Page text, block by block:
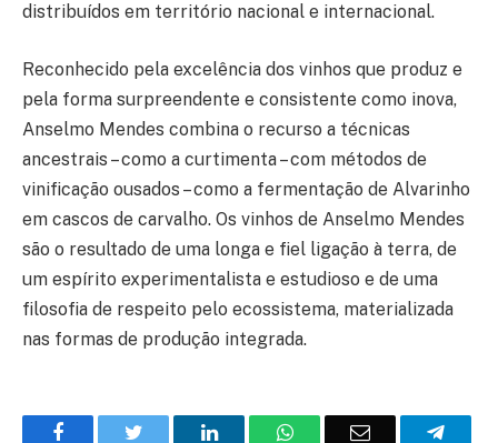
distribuídos em território nacional e internacional.
Reconhecido pela excelência dos vinhos que produz e
pela forma surpreendente e consistente como inova,
Anselmo Mendes combina o recurso a técnicas
ancestrais – como a curtimenta – com métodos de
vinificação ousados – como a fermentação de Alvarinho
em cascos de carvalho. Os vinhos de Anselmo Mendes
são o resultado de uma longa e fiel ligação à terra, de
um espírito experimentalista e estudioso e de uma
filosofia de respeito pelo ecossistema, materializada
nas formas de produção integrada.
FacebookTwitter
O
WhatsAppE-